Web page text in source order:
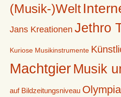
(Musik-)Welt
Jans Kreationen Jethro
Kuriose Musikinstrumente
MachtgierMusik
auf Bildzeitungsniveau Olympia